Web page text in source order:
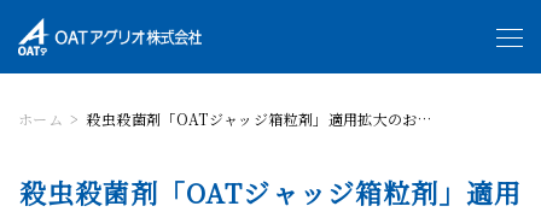
ホーム 殺虫殺菌剤「OATジャッジ箱粒剤」適用拡大のお知らせ
殺虫殺菌剤「OATジャッジ箱粒剤」適用